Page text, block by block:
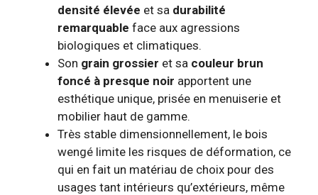
densité élevée et sa durabilité
remarquable face aux agressions
biologiques et climatiques.
Son grain grossier et sa couleur brun
foncé à presque noir apportent une
esthétique unique, prisée en menuiserie et
mobilier haut de gamme.
Très stable dimensionnellement, le bois
wengé limite les risques de déformation, ce
qui en fait un matériau de choix pour des
usages tant intérieurs qu’extérieurs, même